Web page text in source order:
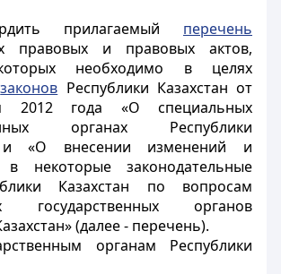
прилагаемый перечень
правовых и правовых актов,
необходимо в целях
законов Республики Казахстан от
2012 года «О специальных
органах Республики
и «О внесении изменений и
в некоторые законодательные
Казахстан по вопросам
государственных органов
(далее - перечень).
органам Республики